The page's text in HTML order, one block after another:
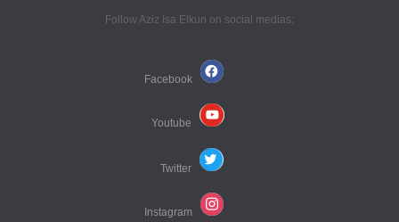
:Follow Aziz Isa Elkun on social medias